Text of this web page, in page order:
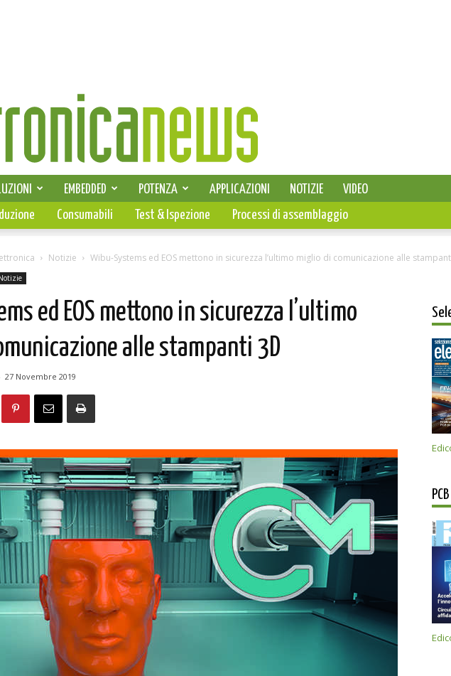
SELEZIONE DI ELETTRONICA
EMBEDDED POTENZA APPLICAZIONI NOTIZIE
VIDEO
PCB
Consumabili Test & Ispezione Processi di assemblaggio
Notizie Wibu-Systems ed EOS mettono in sicurezza l’ultimo miglio di comunicazione alle
ed EOS mettono in sicurezza l’ultimo
alle stampanti 3D
27 Novembre 2019